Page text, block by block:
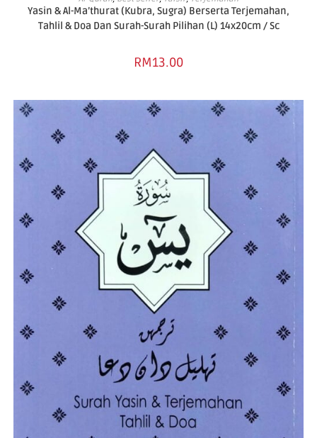
Yasin & Al-Ma’thurat (Kubra, Sugra) Berserta Terjemahan,
Tahlil & Doa Dan Surah-Surah Pilihan (L) 14x20cm / Sc
RM13.00